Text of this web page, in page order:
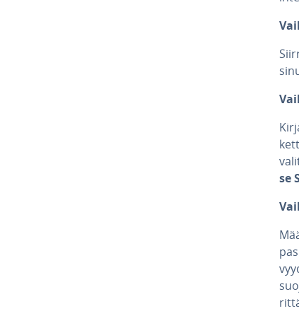
se